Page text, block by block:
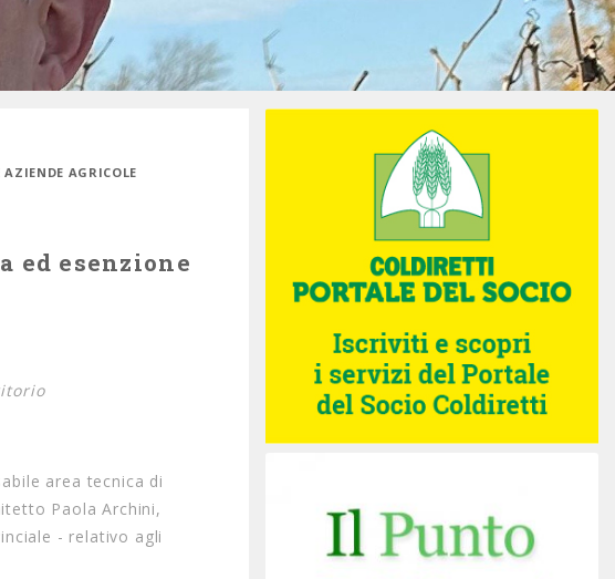
AGRICOLE
ed esenzione
area tecnica di
Paola Archini,
- relativo agli